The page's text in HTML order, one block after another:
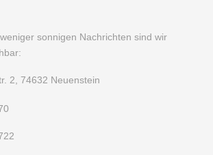
sonnigen Nachrichten sind wir
2, 74632 Neuenstein